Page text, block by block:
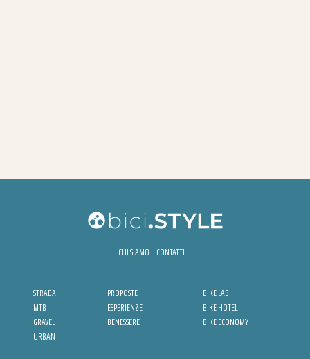
CHI SIAMO CONTATTI
STRADA
MTB
GRAVEL
URBAN
PROPOSTE
ESPERIENZE
BENESSERE
BIKE LAB
BIKE HOTEL
BIKE ECONOMY